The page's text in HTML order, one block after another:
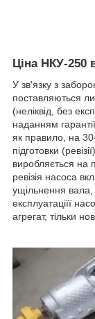
Ціна НКУ-250
У зв'язку з
поставляються
(неліквід, без
наданням
як правило, на
підготовки
виробляється на
ревізія насоса
ущільнення
експлуатаціїї
агрегат, тільки